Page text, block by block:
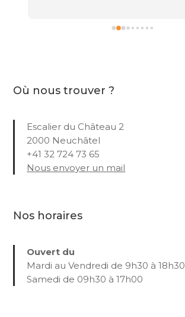
Où nous trouver ?
Escalier du Château 2
2000 Neuchâtel
+41 32 724 73 65
Nous envoyer un mail
Nos horaires
Ouvert du
Mardi au Vendredi de 9h30 à 18h30
Samedi de 09h30 à 17h00